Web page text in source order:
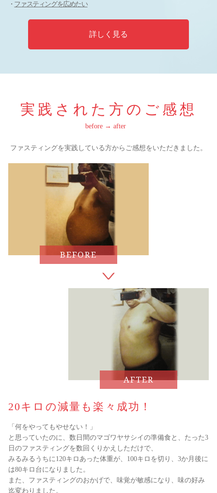
ファスティングを広めたい
詳しく見る
実践された方のご感想
before → after
ファスティングを実践している方からご感想をいただきました。
BEFORE
AFTER
20キロの減量も楽々成功！
「何をやってもやせない！」
と思っていたのに、数日間のマゴワヤサシイの準備食と、たった3
日のファスティングを数回くりかえしただけで、
みるみるうちに120キロあった体重が、100キロを切り、3か月後に
は80キロ台になりました。
また、ファスティングのおかげで、味覚が敏感になり、味の好み
迄変わりました。